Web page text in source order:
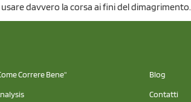
davvero la corsa ai fini del dimagrimento.
Correre Bene" Blog
Contatti